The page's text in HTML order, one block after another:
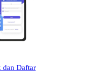
dan Daftar